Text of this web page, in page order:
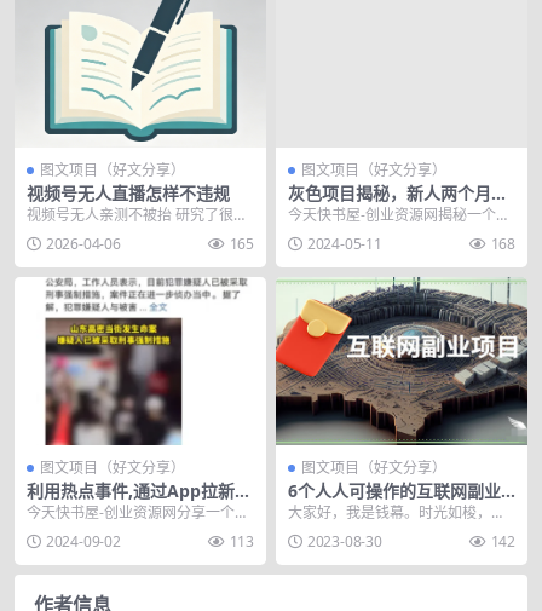
图文项目（好文分享）
视频号无人直播怎样不违规
视频号无人亲测不被抬 研究了很久
终于研究明白是咋回事了 很多人说
素材去重 音频去...
2026-04-06 165
图文项目（好文分享）
灰色项目揭秘，新人两个月赚
50万背后套路！
今天快书屋-创业资源网揭秘一个灰
色项目，新人两个月赚50万背后套
路！一个名为&l...
2024-05-11 168
图文项目（好文分享）
利用热点事件,通过App拉新变
现日赚千元！
今天快书屋-创业资源网分享一个利
用热点事件,通过App拉新变现日赚
千元！在互联网...
2024-09-02 113
图文项目（好文分享）
6个人人可操作的互联网副业
项目
大家好，我是钱幕。时光如梭，兔
年已过去三分之一，如果你还在找
项目，请先停一停，听...
2023-08-30 142
作者信息